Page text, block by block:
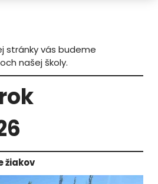
stránky vás budeme
našej školy.
žiakov